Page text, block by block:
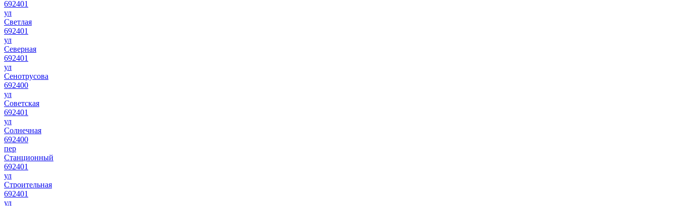
692401
ул
Светлая
692401
ул
Северная
692401
ул
Сенотрусова
692400
ул
Советская
692401
ул
Солнечная
692400
пер
Станционный
692401
ул
Строительная
692401
ул